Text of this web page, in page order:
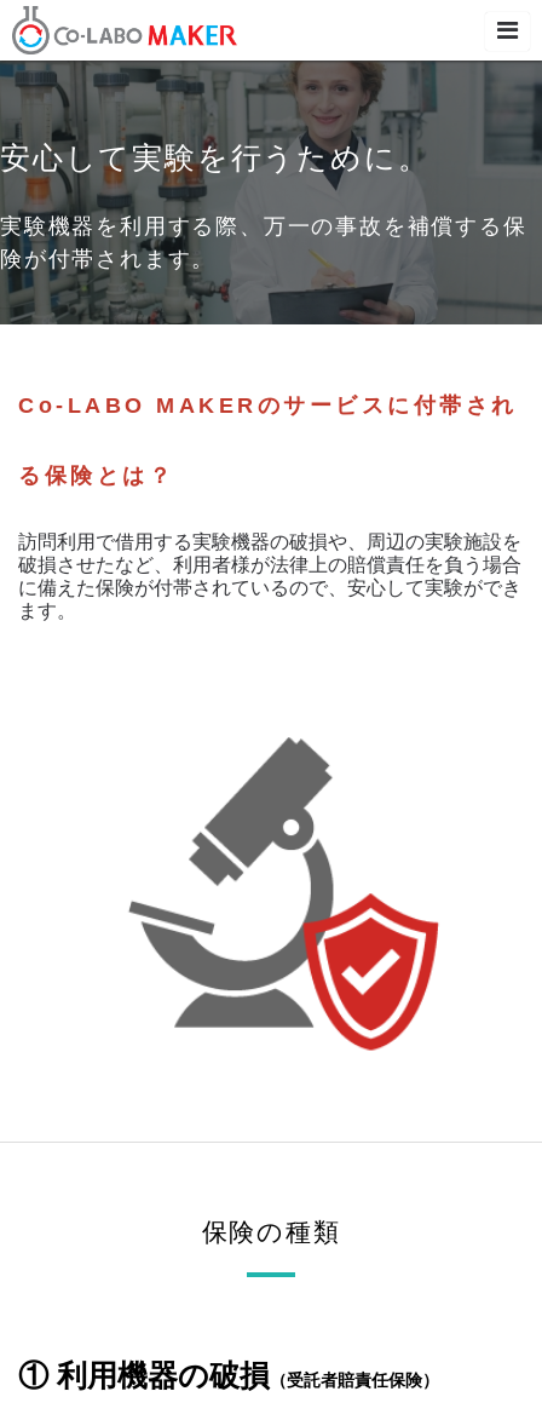
安心して実験を行うために。
実験機器を利用する際、万一の事故を補償する保
険が付帯されます。
Co-LABO MAKERのサービスに付帯され
る保険とは？
訪問利用で借用する実験機器の破損や、周辺の実験施設を
破損させたなど、利用者様が法律上の賠償責任を負う場合
に備えた保険が付帯されているので、安心して実験ができ
ます。
保険の種類
① 利用機器の破損 （受託者賠責任保険）